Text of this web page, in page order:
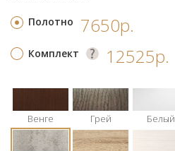
Полотно 7650р.
Комплект 12525р.
Венге Грей Белый